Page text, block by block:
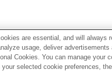
are essential, and will always
usage, deliver advertisements
Cookies. You can manage your
selected cookie preferences, the